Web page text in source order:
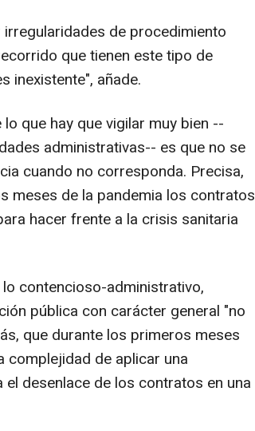
de procedimiento
que tienen este tipo de
inexistente", añade.
que hay que vigilar muy bien --
administrativas-- es que no se
cuando no corresponda. Precisa,
meses de la pandemia los contratos
hacer frente a la crisis sanitaria
contencioso-administrativo,
pública con carácter general "no
que durante los primeros meses
complejidad de aplicar una
desenlace de los contratos en una